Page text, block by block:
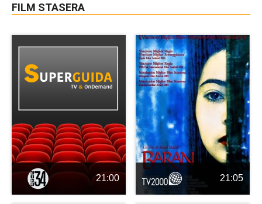
FILM STASERA
21:00 21:05